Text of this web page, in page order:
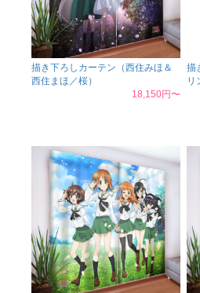
描き下ろしカーテン（西住みほ＆
西住まほ／桜）
18,150円〜
描
リ